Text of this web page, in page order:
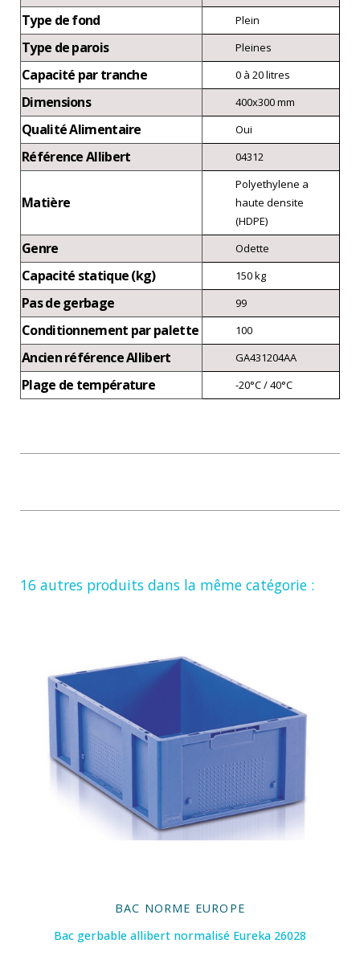
Type de fond Plein
Type de parois Pleines
Capacité par tranche 0 à 20 litres
Dimensions 400x300 mm
Qualité Alimentaire Oui
Référence Allibert 04312
Matière
Polyethylene a
haute densite
(HDPE)
Genre Odette
Capacité statique (kg) 150 kg
Pas de gerbage 99
Conditionnement par palette 100
Ancien référence Allibert GA431204AA
Plage de température -20°C / 40°C
16 autres produits dans la même catégorie :
BAC NORME EUROPE
Bac gerbable allibert normalisé Eureka 26028